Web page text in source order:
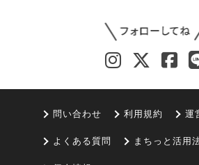
問い合わせ 利用規約 運
よくある質問 まちっと活用